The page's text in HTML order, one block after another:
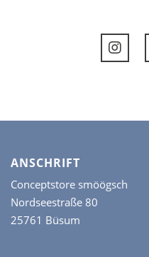
ANSCHRIFT
Conceptstore smöögsch
Nordseestraße 80
25761 Büsum